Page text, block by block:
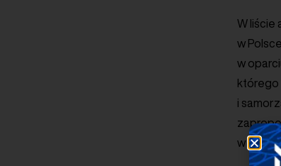
W liście
w
w
którego
i
w